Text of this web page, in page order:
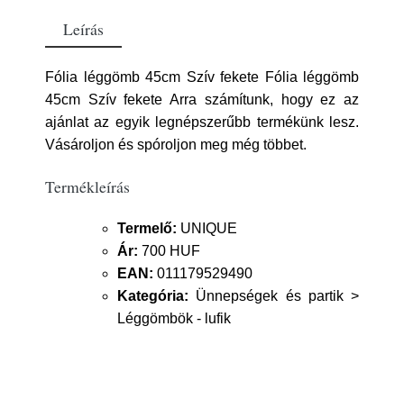
Leírás
Fólia léggömb 45cm Szív fekete Fólia léggömb
45cm Szív fekete Arra számítunk, hogy ez az
ajánlat az egyik legnépszerűbb termékünk lesz.
Vásároljon és spóroljon meg még többet.
Termékleírás
Termelő: UNIQUE
Ár: 700 HUF
EAN: 011179529490
Kategória: Ünnepségek és partik >
Léggömbök - lufik